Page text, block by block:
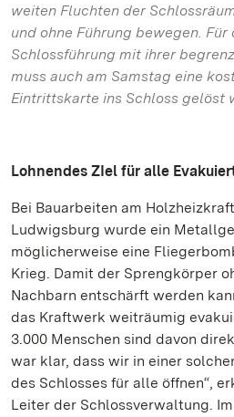
weiten Fluchten der
und ohne Führung bewegen. Für
Schlossführung mit ihrer
muss auch am Samstag eine
Eintrittskarte ins Schloss gelöst
Lohnendes ZIel für alle
Bei Bauarbeiten am
Ludwigsburg wurde ein
möglicherweise eine
Krieg. Damit der Sprengkörper
Nachbarn entschärft werden
das Kraftwerk weiträumig
3.000 Menschen sind davon
war klar, dass wir in einer
des Schlosses für alle öffnen“,
Leiter der Schlossverwaltung.